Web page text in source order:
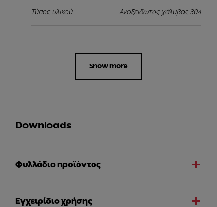
Τύπος υλικού Ανοξείδωτος χάλυβας 304
Show more
Downloads
Φυλλάδιο προϊόντος
Εγχειρίδιο χρήσης